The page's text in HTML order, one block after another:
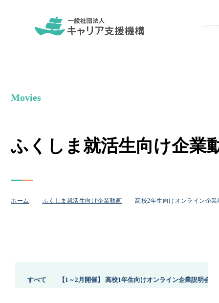
Movies
ふくしま就活生向け企​業
ホーム ふくしま就活生向け企業動画 高校2年生向けオンライン企
すべて 【1～2月開催】 高校1年生向けオンライン企業説明会（